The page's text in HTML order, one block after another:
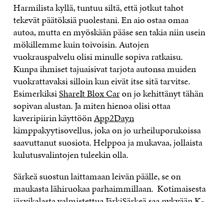
Harmilista kyllä, tuntuu siltä, että jotkut tahot
tekevät päätöksiä puolestani. En aio ostaa omaa
autoa, mutta en myöskään pääse sen takia niin usein
mökillemme kuin toivoisin. Autojen
vuokrauspalvelu olisi minulle sopiva ratkaisu.
Kunpa ihmiset tajuaisivat tarjota autonsa muiden
vuokrattavaksi silloin kun eivät itse sitä tarvitse.
EsimerkiksiShareIt Blox Caron jo kehittänyt tähän
sopivan alustan. Ja miten hienoa olisi ottaa
kaveripiirin käyttöönApp2Dayn
kimppakyytisovellus, joka on jo urheiluporukoissa
saavuttanut suosiota. Helppoa ja mukavaa, jollaista
kulutusvalintojen tuleekin olla.
Särkeä suostun laittamaan leivän päälle, se on
maukasta lähiruokaa parhaimmillaan. Kotimaisesta